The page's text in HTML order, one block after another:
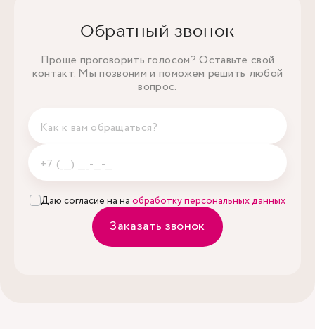
Обратный звонок
Проще проговорить голосом? Оставьте свой
контакт. Мы позвоним и поможем решить любой
вопрос.
Даю согласие на на обработку персональных данных
Заказать звонок